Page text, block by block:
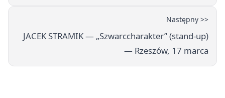
Następny >>
JACEK STRAMIK — „Szwarccharakter” (stand-up)
— Rzeszów, 17 marca